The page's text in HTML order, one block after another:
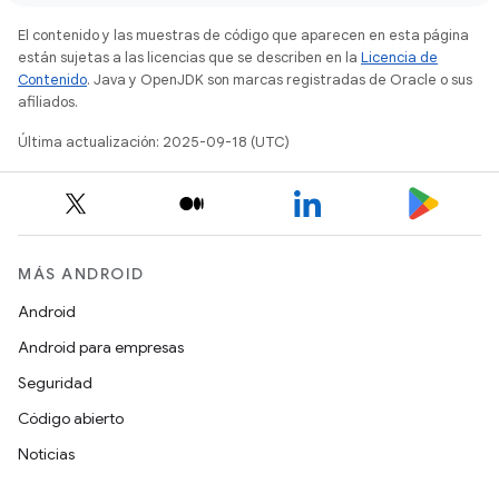
El contenido y las muestras de código que aparecen en esta página
están sujetas a las licencias que se describen en la Licencia de
Contenido. Java y OpenJDK son marcas registradas de Oracle o sus
afiliados.
Última actualización: 2025-09-18 (UTC)
MÁS ANDROID
Android
Android para empresas
Seguridad
Código abierto
Noticias